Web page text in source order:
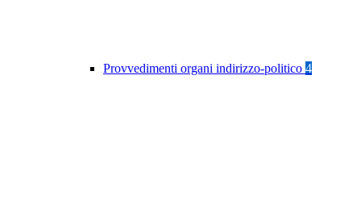
Provvedimenti organi indirizzo-politico 4